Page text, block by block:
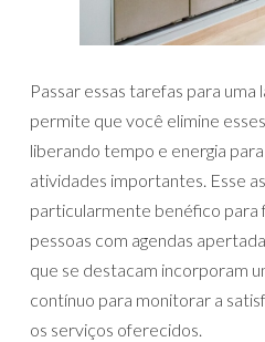
Passar essas tarefas para uma
permite que você elimine
liberando tempo e energia
atividades importantes. Esse
particularmente benéfico para
pessoas com agendas
que se destacam incorporam
contínuo para monitorar a
os serviços oferecidos.